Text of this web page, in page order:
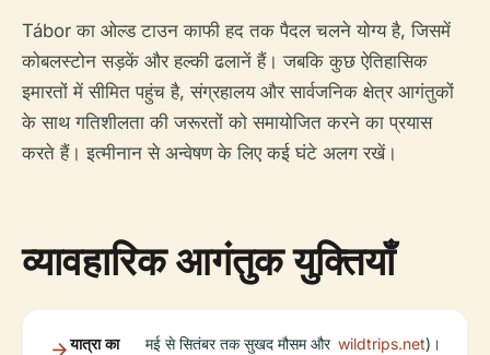
Tábor का ओल्ड टाउन काफी हद तक पैदल चलने योग्य है, जिसमें
कोबलस्टोन सड़कें और हल्की ढलानें हैं। जबकि कुछ ऐतिहासिक
इमारतों में सीमित पहुंच है, संग्रहालय और सार्वजनिक क्षेत्र आगंतुकों
के साथ गतिशीलता की जरूरतों को समायोजित करने का प्रयास
करते हैं। इत्मीनान से अन्वेषण के लिए कई घंटे अलग रखें।
व्यावहारिक आगंतुक युक्तियाँ
यात्रा का
मई से सितंबर तक सुखद मौसम और wildtrips.net)।